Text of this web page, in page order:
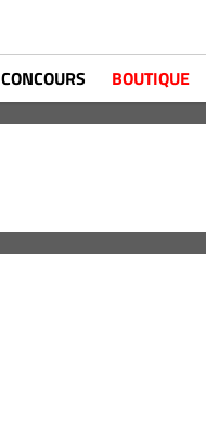
CONCOURS BOUTIQUE